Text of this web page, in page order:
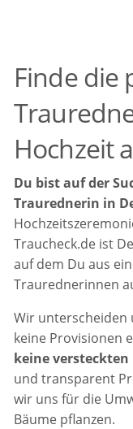
Finde die
Hochzeit
Du bist auf der
Traurednerin in
Traucheck.de ist
auf dem Du aus
Traurednerinnen
Wir unterscheiden
keine Provisionen
keine versteckten
und transparent
wir uns für die
Bäume pflanzen.